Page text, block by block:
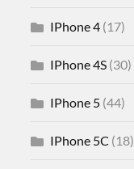
IPhone 4 (17)
IPhone 4S (30)
IPhone 5 (44)
IPhone 5C (18)